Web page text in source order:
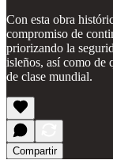
Con esta obra
compromiso de
priorizando la
isleños, así como de
de clase mundial.
Compartir